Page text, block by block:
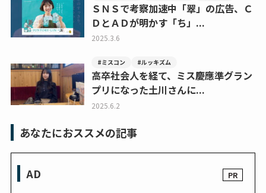
ＳＮＳで考察加速中「翠」の広告、Ｃ
ＤとＡＤが明かす「ち」...
2025.3.6
#ミスコン #ルッキズム
高卒社会人を経て、ミス慶應準グラン
プリになった土川さんに...
2025.6.2
あなたにおススメの記事
AD